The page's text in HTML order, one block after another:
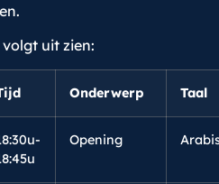
uit zien:
Onderwerp Taal
Opening